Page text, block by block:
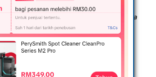
saya berjaya memujuk rakan
jaket dengan kemas. Syukur mereka
setuju.
kali menegur penunggang di hentian
di awal pagi dan kedua pada lewat